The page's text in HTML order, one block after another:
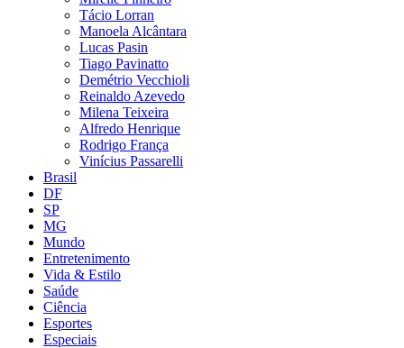
Tácio Lorran
Manoela Alcântara
Lucas Pasin
Tiago Pavinatto
Demétrio Vecchioli
Reinaldo Azevedo
Milena Teixeira
Alfredo Henrique
Rodrigo França
Vinícius Passarelli
Brasil
DF
SP
MG
Mundo
Entretenimento
Vida & Estilo
Saúde
Ciência
Esportes
Especiais